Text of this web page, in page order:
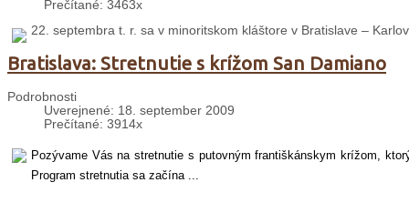
Prečítané: 3463x
22. septembra t. r. sa v minoritskom kláštore v Bratislave –
Bratislava: Stretnutie s krížom San Damiano
Podrobnosti
Uverejnené: 18. september 2009
Prečítané: 3914x
Pozývame Vás na stretnutie s putovným františkánskym krížom,
Program stretnutia sa začína ...